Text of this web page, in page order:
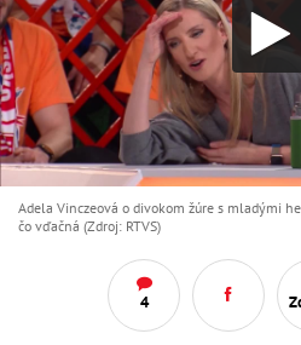
Adela Vinczeová o divokom žúre s mladými
čo vďačná (Zdroj: RTVS)
4